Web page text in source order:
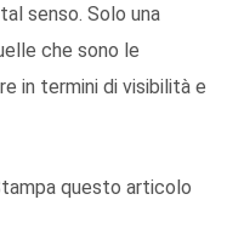
senso. Solo una
che sono le
in termini di visibilità e
questo articolo